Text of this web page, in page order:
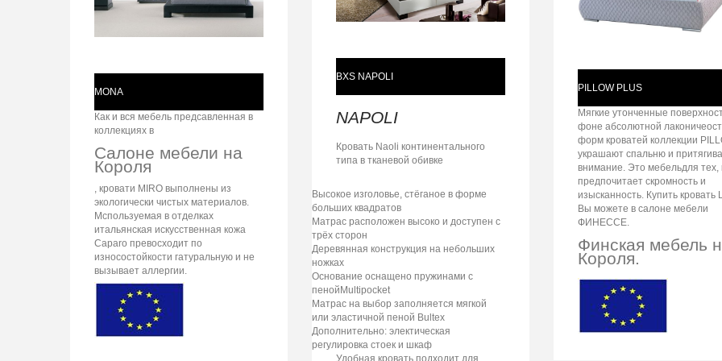
MONA
Как и вся мебель предсавленная в
коллекциях в
Салоне мебели на
Короля
, кровати MIRO выполнены из
экологически чистых материалов.
Мспользуемая в отделках
итальянская искусственная кожа
Caparo превосходит по
износостойкости гатуральную и не
вызывает аллергии.
BXS NAPOLI
NAPOLI
Кровать Naoli континентального
типа в тканевой обивке
Высокое изголовье, стёганое в форме
больших квадратов
Матрас расположен высоко и доступен с
трёх сторон
Деревянная конструкция на небольших
ножках
Основание оснащено пружинами с
пенойMultipocket
Матрас на выбор заполняется мягкой
или эластичной пеной Bultex
Дополнительно: электическая
регулировка стоек и шкаф
Удобная кровать подходит для
PILLOW PLUS
Мягкие утонченные
фоне абсолютной
форм кроватей коллекции
украшают спальню и
внимание. Это мебельдля тех,
предпочитает скромность и
изысканность. Купить кровать
Вы можете в салоне мебели
ФИНЕССЕ.
Финская мебель
Короля.